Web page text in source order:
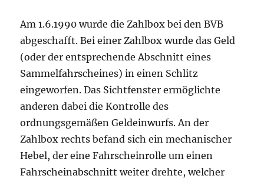
Am 1.6.1990 wurde die Zahlbox bei den BVB
abgeschafft. Bei einer Zahlbox wurde das Geld
(oder der entsprechende Abschnitt eines
Sammelfahrscheines) in einen Schlitz
eingeworfen. Das Sichtfenster ermöglichte
anderen dabei die Kontrolle des
ordnungsgemäßen Geldeinwurfs. An der
Zahlbox rechts befand sich ein mechanischer
Hebel, der eine Fahrscheinrolle um einen
Fahrscheinabschnitt weiter drehte, welcher